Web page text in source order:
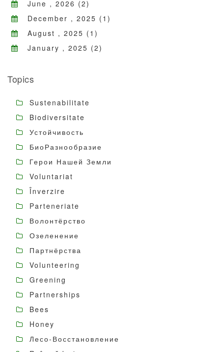
June , 2026 (2)
December , 2025 (1)
August , 2025 (1)
January , 2025 (2)
Topics
Sustenabilitate
Biodiversitate
Устойчивость
БиоРазнообразие
Герои Нашей Земли
Voluntariat
Înverzire
Parteneriate
Волонтёрство
Озеленение
Партнёрства
Volunteering
Greening
Partnerships
Bees
Honey
Лесо-Восстановление